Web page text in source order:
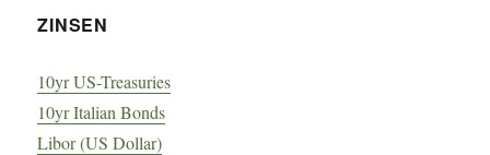
ZINSEN
10yr US-Treasuries
10yr Italian Bonds
Libor (US Dollar)